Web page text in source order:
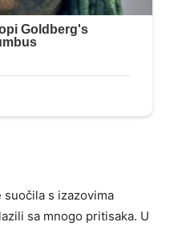
suočila s izazovima
sa mnogo pritisaka. U